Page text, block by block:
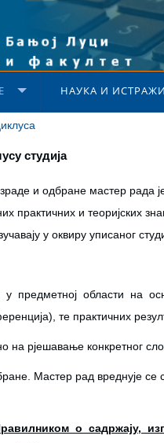
НАУКА И
студија
и одбране мастер рада
практичних и теоријских
у оквиру уписаног
предметној области на
те практичних
рјешавање конкретног
Мастер рад вреднује
о садржају,